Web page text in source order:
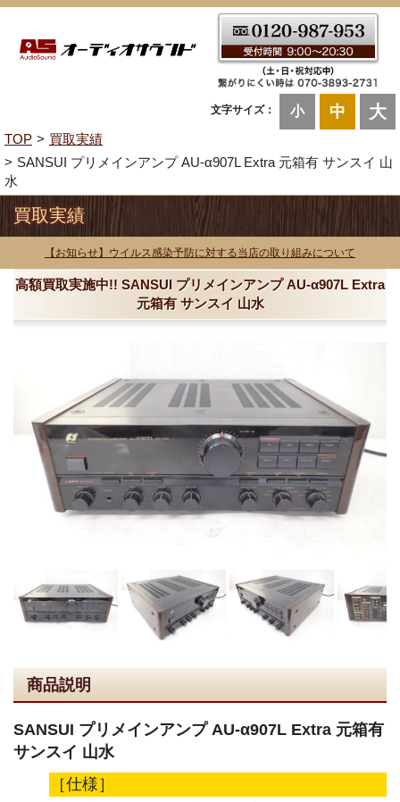
文字サイズ： 小 中 大
TOP
買取実績
SANSUI プリメインアンプ AU-α907L Extra 元箱有 サンスイ 山
水
買取実績
【お知らせ】ウイルス感染予防に対する当店の取り組みについて
高額買取実施中!! SANSUI プリメインアンプ AU-α907L Extra
元箱有 サンスイ 山水
商品説明
SANSUI プリメインアンプ AU-α907L Extra 元箱有
サンスイ 山水
［仕様］